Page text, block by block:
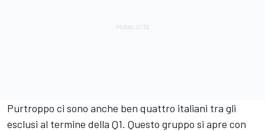
Purtroppo ci sono anche ben quattro italiani tra gli
esclusi al termine della Q1. Questo gruppo si apre con